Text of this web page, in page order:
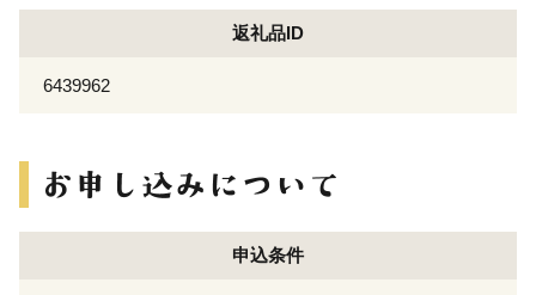
返礼品ID
6439962
申込条件